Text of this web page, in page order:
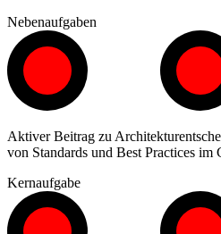
Nebenaufgaben
Aktiver Beitrag zu
von Standards und Best Practices
Kernaufgabe